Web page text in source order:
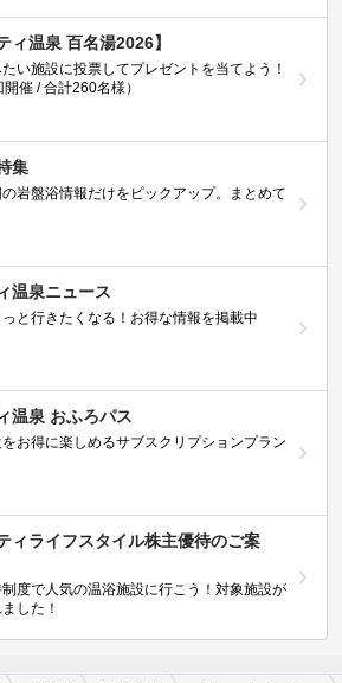
ィ温泉 百名湯2026】
い施設に投票してプレゼントを当てよう！
開催 / 合計260名様）
集
の岩盤浴情報だけをピックアップ。まとめて
温泉ニュース
と行きたくなる！お得な情報を掲載中
温泉 おふろパス
お得に楽しめるサブスクリプションプラン
ィライフスタイル株主優待のご案
度で人気の温浴施設に行こう！対象施設が
した！